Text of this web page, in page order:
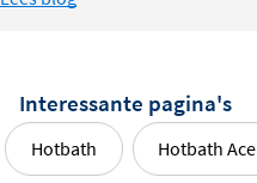
Interessante pagina's
Hotbath Hotbath Ace